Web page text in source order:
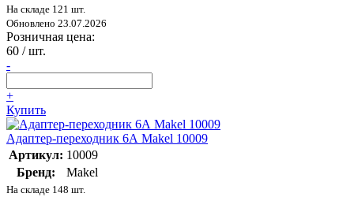
На складе 121 шт.
Обновлено 23.07.2026
Розничная цена:
60 / шт.
-
+
Купить
Адаптер-переходник 6А Makel 10009
Артикул: 10009
Бренд:
Makel
На складе 148 шт.